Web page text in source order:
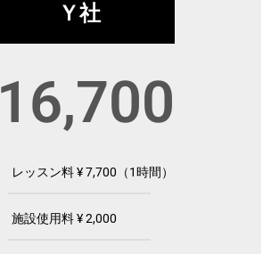
Ｙ社
16,700
レッスン料 ¥ 7,700（1時間）
施設使用料 ¥ 2,000